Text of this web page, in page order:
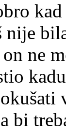
nije
ne
bi